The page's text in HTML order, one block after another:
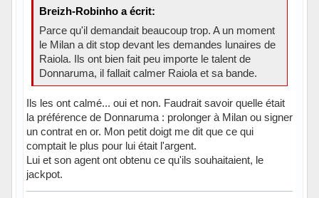
Breizh-Robinho a écrit:
Parce qu'il demandait beaucoup trop. A un moment
le Milan a dit stop devant les demandes lunaires de
Raiola. Ils ont bien fait peu importe le talent de
Donnaruma, il fallait calmer Raiola et sa bande.
Ils les ont calmé... oui et non. Faudrait savoir quelle était
la préférence de Donnaruma : prolonger à Milan ou signer
un contrat en or. Mon petit doigt me dit que ce qui
comptait le plus pour lui était l'argent.
Lui et son agent ont obtenu ce qu'ils souhaitaient, le
jackpot.